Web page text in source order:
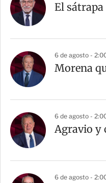
El
6 de agosto -
Morena
6 de agosto -
Agravio y
6 de agosto -